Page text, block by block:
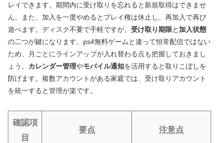
レイできます。期間内に受け取りを忘れると新規取得はできませ
ん。また、加入を一度やめるとプレイ権は休止し、再加入で再び
遊べます。ディスク不要で手軽ですが、 受け取り期限と 加入状態
の二つが鍵になります。ps4無料ゲームと違って恒常配信ではない
ため、月ごとにラインアップが入れ替わる点も把握しておきまし
ょう。 カレンダー管理やモバイル通知を活用すると取りこぼしを
防げます。複数アカウントがある家庭では、受け取りアカウント
を統一すると管理が楽です。
確認項
目
要点 注意点